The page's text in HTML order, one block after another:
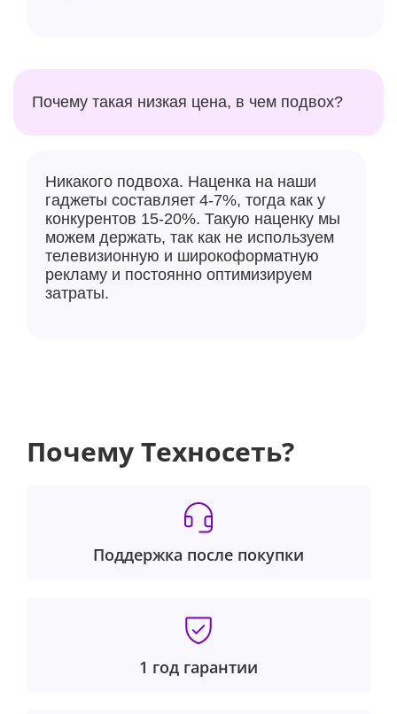
Почему такая низкая цена, в чем подвох?
Никакого подвоха. Наценка на наши
гаджеты составляет 4-7%, тогда как у
конкурентов 15-20%. Такую наценку мы
можем держать, так как не используем
телевизионную и широкоформатную
рекламу и постоянно оптимизируем
затраты.
Почему Техносеть?
Поддержка после покупки
1 год гарантии